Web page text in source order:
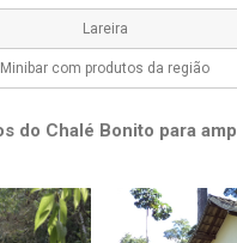
Lareira
Minibar com produtos da região
do Chalé Bonito para